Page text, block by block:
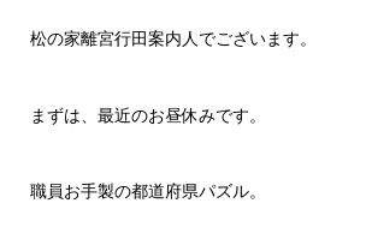
松の家離宮行田案内人でございます。
まずは、最近のお昼休みです。
職員お手製の都道府県パズル。